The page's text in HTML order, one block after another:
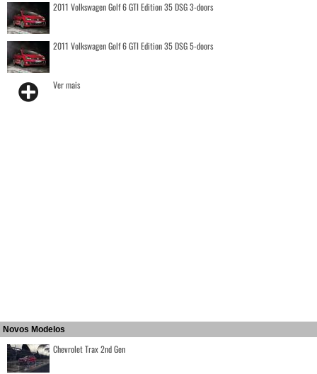
2011 Volkswagen Golf 6 GTI Edition 35 DSG 3-doors
2011 Volkswagen Golf 6 GTI Edition 35 DSG 5-doors
Ver mais
Novos Modelos
Chevrolet Trax 2nd Gen